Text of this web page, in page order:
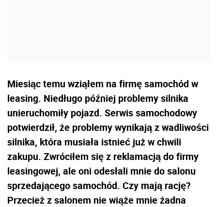
Miesiąc temu wziąłem na firmę samochód w
leasing. Niedługo później problemy silnika
unieruchomiły pojazd. Serwis samochodowy
potwierdził, że problemy wynikają z wadliwości
silnika, która musiała istnieć już w chwili
zakupu. Zwróciłem się z reklamacją do firmy
leasingowej, ale oni odesłali mnie do salonu
sprzedającego samochód. Czy mają rację?
Przecież z salonem nie wiąże mnie żadna